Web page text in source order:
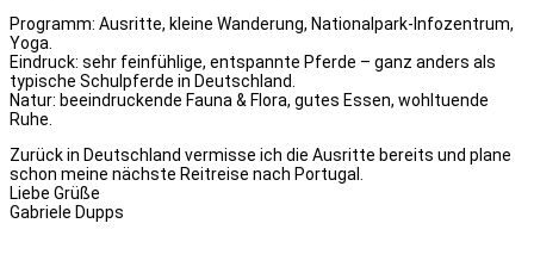
Programm: Ausritte, kleine Wanderung, Nationalpark-Infozentrum,
Yoga.
Eindruck: sehr feinfühlige, entspannte Pferde – ganz anders als
typische Schulpferde in Deutschland.
Natur: beeindruckende Fauna & Flora, gutes Essen, wohltuende
Ruhe.
Zurück in Deutschland vermisse ich die Ausritte bereits und plane
schon meine nächste Reitreise nach Portugal.
Liebe Grüße
Gabriele Dupps